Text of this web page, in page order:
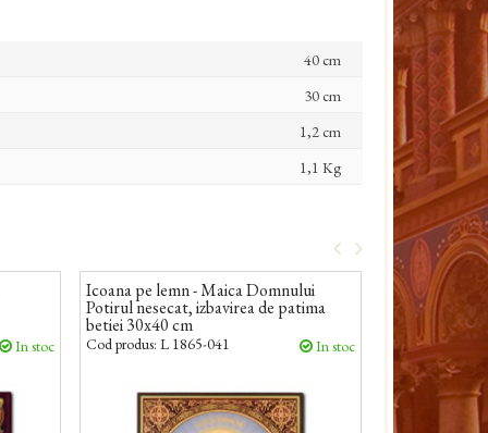
40 cm
30 cm
1,2 cm
1,1 Kg
In stoc
Icoana pe lemn - Maica Domnului
Potirul nesecat, izbavirea de patima
betiei 30x40 cm
Cod produs: L 1865-041 In stoc
Icoana pe
Umilenie
Cod produs: